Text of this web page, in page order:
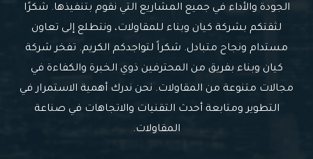
الجودة والأداء في جميع المشاريع التي نقوم بتنفيذها. شكرًا
لثقتكم بشركة كيان وبناء للمقاولات، ونتطلع إلى تعاون
مستدام ونجاح متبادل. شكراً لتواجدكم الكريم. تفخر شركة
كيان وبناء بفريق من المحترفين ذوي الخبرة والكفاءة في
مجالات متنوعة من المقاولات. نحن ندرك أهمية الاستمرار في
التطوير ومتابعة أحدث التقنيات والاتجاهات في صناعة
المقاولات.